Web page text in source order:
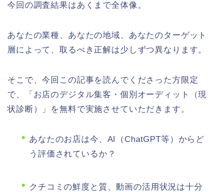
今回の調査結果はあくまで全体像。
あなたの業種、あなたの地域、あなたのターゲット
層によって、取るべき正解は少しずつ異なります。
そこで、今回この記事を読んでくださった方限定
で、「お店のデジタル集客・個別オーディット（現
状診断）」を無料で実施させていただきます。
あなたのお店は今、AI（ChatGPT等）からど
う評価されているか？
クチコミの鮮度と質、動画の活用状況は十分